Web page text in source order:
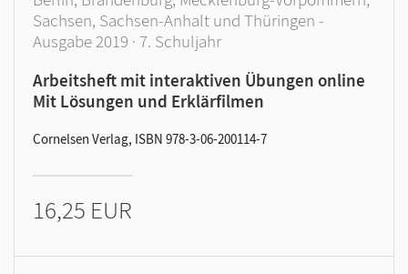
Sachsen, Sachsen-Anhalt und Thüringen -
Ausgabe 2019 · 7. Schuljahr
Arbeitsheft mit interaktiven Übungen online
Mit Lösungen und Erklärfilmen
Cornelsen Verlag, ISBN 978-3-06-200114-7
16,25 EUR